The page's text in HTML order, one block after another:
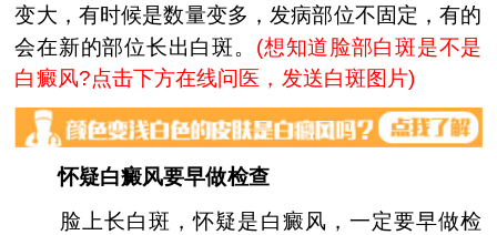
变大，有时候是数量变多，发病部位不固定，有的
会在新的部位长出白斑。 (想知道脸部白斑是不是
白癜风?点击下方在线问医，发送白斑图片)
怀疑白癜风要早做检查
脸上长白斑，怀疑是白癜风，一定要早做检